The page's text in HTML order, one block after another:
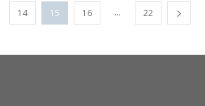
14 15 16 ... 22